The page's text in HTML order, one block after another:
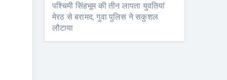
पश्चिमी सिंहभूम की तीन लापता युवतियां
मेरठ से बरामद, गुवा पुलिस ने सकुशल
लौटाया